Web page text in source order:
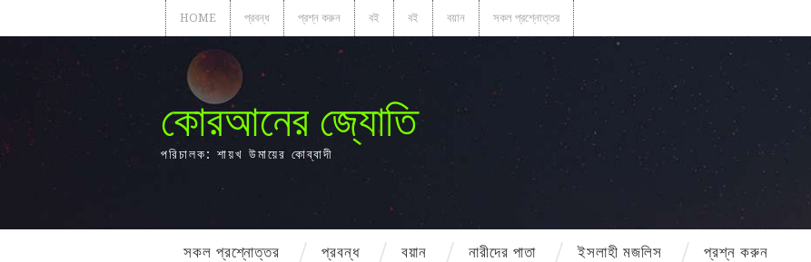
HOME প্রবন্ধ প্রশ্ন করুন বই বই বয়ান সকল প্রশ্নোত্তর
কোরআনের জ্যোতি
পরিচালক: শায়খ উমায়ের কোব্বাদী
সকল প্রশ্নোত্তর প্রবন্ধ বয়ান নারীদের পাতা ইসলাহী মজলিস প্রশ্ন করুন